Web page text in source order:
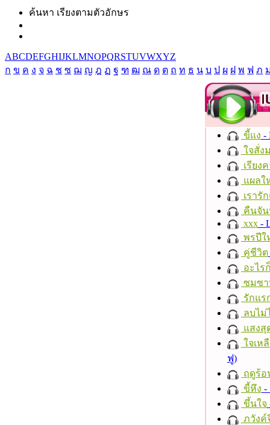
ค้นหา เรียงตามตัวอักษร
ABCDEFGHIJKLMNOPQRSTUVWXYZ
ก ข ค ง จ ฉ ช ซ ฌ ญ ฎ ฏ ฐ ฑ ฒ ณ ด ต ถ ท ธ น บ ป ผ ฝ พ ฟ ภ
ขี้แง -
ใจสั่ง
เรียง
แผลใ
เรารั
คืนจั
xxx -
พรปีใ
คู่ชีวิต
อะไร
ซมซ
รักแร
ลบไม่
แสงสุ
ใจเห
ฟู)
ฤดูร้อ
ขี้หึง -
ขึ้นใจ
ภวังค์